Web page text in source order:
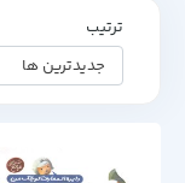
ترتیب